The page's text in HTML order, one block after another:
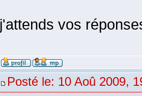
j'attends vos
Posté le: 10 Aoû 2009,